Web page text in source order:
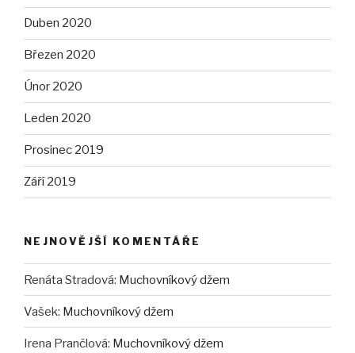
Duben 2020
Březen 2020
Únor 2020
Leden 2020
Prosinec 2019
Září 2019
NEJNOVĚJŠÍ KOMENTÁŘE
Renáta Stradová: Muchovníkový džem
Vašek: Muchovníkový džem
Irena Prančlová: Muchovníkový džem